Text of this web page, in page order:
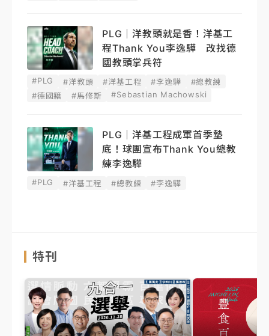
PLG｜洋教頭就是香！洋基工
程Thank You李逸驊 改找德
國教頭掌兵符
#PLG #洋教頭 #洋基工程 #李逸驊
#總教練
#德國籍
#馬修斯 #Sebastian Machowski
PLG｜洋基工程成軍首季墊
底！球團宣布Thank You總教
練李逸驊
#PLG #洋基工程 #總教練 #李逸驊
特刊